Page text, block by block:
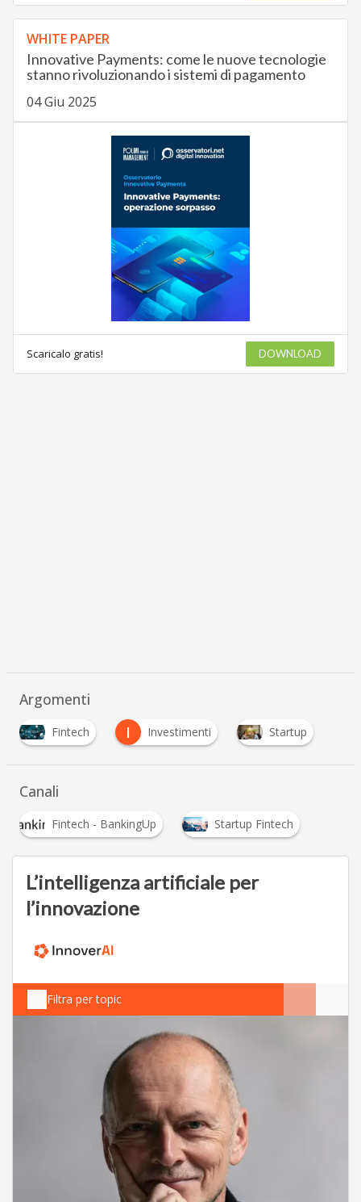
WHITE PAPER
Innovative Payments: come le nuove tecnologie
stanno rivoluzionando i sistemi di pagamento
04 Giu 2025
Scaricalo gratis! DOWNLOAD
Argomenti
Fintech I Investimenti Startup
Canali
Fintech - BankingUp Startup Fintech
L’intelligenza artificiale per
l’innovazione
Filtra per topic